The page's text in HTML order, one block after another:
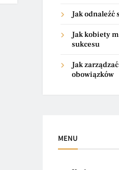
Jak odnaleźć
Jak kobiety
sukcesu
Jak
obowiązków
MENU